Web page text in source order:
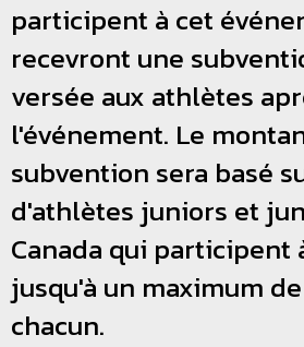
participent à cet
recevront une
versée aux athlètes
l'événement. Le
subvention sera basé
d'athlètes juniors et
Canada qui participent
jusqu'à un maximum
chacun.